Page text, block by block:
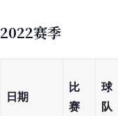
2022赛季
日期
比
赛
球
队